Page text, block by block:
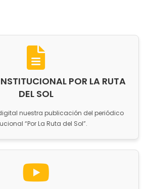
POR LA RUTA
DEL SOL
nuestra publicación del periódico
“Por La Ruta del Sol”.